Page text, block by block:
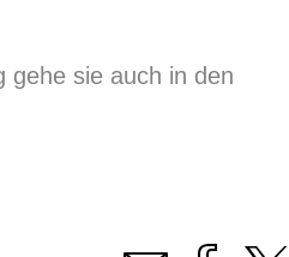
gehe sie auch in den